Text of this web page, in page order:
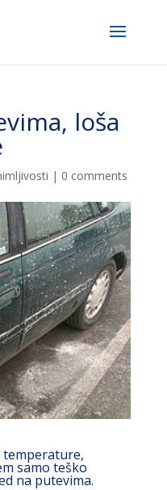
loša
| 0 comments
temperature,
samo teško
na putevima.